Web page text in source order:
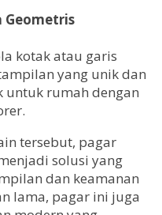
Geometris
kotak atau garis
yang unik dan
untuk rumah dengan
tersebut, pagar
solusi yang
dan keamanan
lama, pagar ini juga